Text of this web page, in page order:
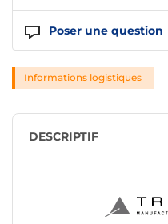
Poser une question
Informations logistiques
DESCRIPTIF